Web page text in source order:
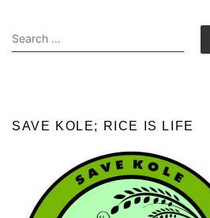
Search
for:
SAVE KOLE; RICE IS LIFE